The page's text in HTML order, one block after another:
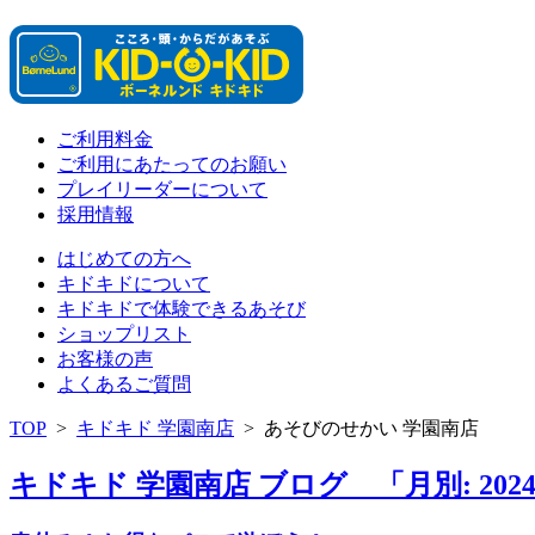
ご利用料金
ご利用にあたってのお願い
プレイリーダーについて
採用情報
はじめての方へ
キドキドについて
キドキドで体験できるあそび
ショップリスト
お客様の声
よくあるご質問
TOP > キドキド 学園南店 > あそびのせかい 学園南店
キドキド 学園南店 ブログ 「月別: 2024